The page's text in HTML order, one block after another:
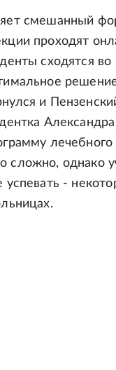
смешанный
проходят
сходятся во
и
сложно, однако
успевать -